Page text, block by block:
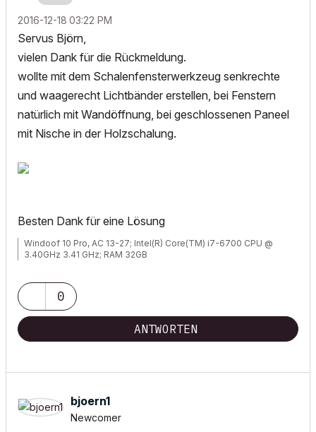
‎2016-12-18 03:22 PM
Servus Björn,
vielen Dank für die Rückmeldung.
wollte mit dem Schalenfensterwerkzeug senkrechte
und waagerecht Lichtbänder erstellen, bei Fenstern
natürlich mit Wandöffnung, bei geschlossenen Paneel
mit Nische in der Holzschalung.
Besten Dank für eine Lösung
Windoof 10 Pro, AC 13-27; Intel(R) Core(TM) i7-6700 CPU @
3.40GHz 3.41 GHz; RAM 32GB
0
ANTWORTEN
bjoern1
Newcomer